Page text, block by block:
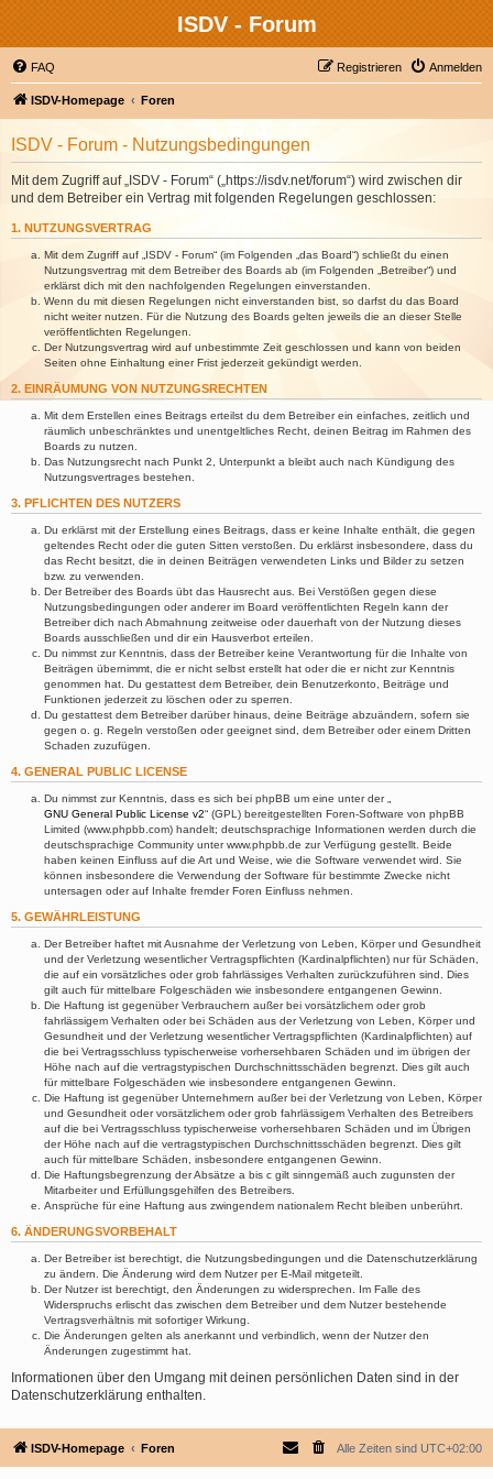
ISDV - Forum
FAQ Anmelden
Registrieren
ISDV-Homepage Foren
ISDV - Forum - Nutzungsbedingungen
Mit dem Zugriff auf „ISDV - Forum“ („https://isdv.net/forum“) wird zwischen dir
und dem Betreiber ein Vertrag mit folgenden Regelungen geschlossen:
1. NUTZUNGSVERTRAG
Mit dem Zugriff auf „ISDV - Forum“ (im Folgenden „das Board“) schließt du einen
Nutzungsvertrag mit dem Betreiber des Boards ab (im Folgenden „Betreiber“) und
erklärst dich mit den nachfolgenden Regelungen einverstanden.
Wenn du mit diesen Regelungen nicht einverstanden bist, so darfst du das Board
nicht weiter nutzen. Für die Nutzung des Boards gelten jeweils die an dieser Stelle
veröffentlichten Regelungen.
Der Nutzungsvertrag wird auf unbestimmte Zeit geschlossen und kann von beiden
Seiten ohne Einhaltung einer Frist jederzeit gekündigt werden.
2. EINRÄUMUNG VON NUTZUNGSRECHTEN
Mit dem Erstellen eines Beitrags erteilst du dem Betreiber ein einfaches, zeitlich und
räumlich unbeschränktes und unentgeltliches Recht, deinen Beitrag im Rahmen des
Boards zu nutzen.
Das Nutzungsrecht nach Punkt 2, Unterpunkt a bleibt auch nach Kündigung des
Nutzungsvertrages bestehen.
3. PFLICHTEN DES NUTZERS
Du erklärst mit der Erstellung eines Beitrags, dass er keine Inhalte enthält, die gegen
geltendes Recht oder die guten Sitten verstoßen. Du erklärst insbesondere, dass du
das Recht besitzt, die in deinen Beiträgen verwendeten Links und Bilder zu setzen
bzw. zu verwenden.
Der Betreiber des Boards übt das Hausrecht aus. Bei Verstößen gegen diese
Nutzungsbedingungen oder anderer im Board veröffentlichten Regeln kann der
Betreiber dich nach Abmahnung zeitweise oder dauerhaft von der Nutzung dieses
Boards ausschließen und dir ein Hausverbot erteilen.
Du nimmst zur Kenntnis, dass der Betreiber keine Verantwortung für die Inhalte von
Beiträgen übernimmt, die er nicht selbst erstellt hat oder die er nicht zur Kenntnis
genommen hat. Du gestattest dem Betreiber, dein Benutzerkonto, Beiträge und
Funktionen jederzeit zu löschen oder zu sperren.
Du gestattest dem Betreiber darüber hinaus, deine Beiträge abzuändern, sofern sie
gegen o. g. Regeln verstoßen oder geeignet sind, dem Betreiber oder einem Dritten
Schaden zuzufügen.
4. GENERAL PUBLIC LICENSE
Du nimmst zur Kenntnis, dass es sich bei phpBB um eine unter der „
GNU General Public License v2“ (GPL) bereitgestellten Foren-Software von phpBB
Limited (www.phpbb.com) handelt; deutschsprachige Informationen werden durch die
deutschsprachige Community unter www.phpbb.de zur Verfügung gestellt. Beide
haben keinen Einfluss auf die Art und Weise, wie die Software verwendet wird. Sie
können insbesondere die Verwendung der Software für bestimmte Zwecke nicht
untersagen oder auf Inhalte fremder Foren Einfluss nehmen.
5. GEWÄHRLEISTUNG
Der Betreiber haftet mit Ausnahme der Verletzung von Leben, Körper und Gesundheit
und der Verletzung wesentlicher Vertragspflichten (Kardinalpflichten) nur für Schäden,
die auf ein vorsätzliches oder grob fahrlässiges Verhalten zurückzuführen sind. Dies
gilt auch für mittelbare Folgeschäden wie insbesondere entgangenen Gewinn.
Die Haftung ist gegenüber Verbrauchern außer bei vorsätzlichem oder grob
fahrlässigem Verhalten oder bei Schäden aus der Verletzung von Leben, Körper und
Gesundheit und der Verletzung wesentlicher Vertragspflichten (Kardinalpflichten) auf
die bei Vertragsschluss typischerweise vorhersehbaren Schäden und im übrigen der
Höhe nach auf die vertragstypischen Durchschnittsschäden begrenzt. Dies gilt auch
für mittelbare Folgeschäden wie insbesondere entgangenen Gewinn.
Die Haftung ist gegenüber Unternehmern außer bei der Verletzung von Leben, Körper
und Gesundheit oder vorsätzlichem oder grob fahrlässigem Verhalten des Betreibers
auf die bei Vertragsschluss typischerweise vorhersehbaren Schäden und im Übrigen
der Höhe nach auf die vertragstypischen Durchschnittsschäden begrenzt. Dies gilt
auch für mittelbare Schäden, insbesondere entgangenen Gewinn.
Die Haftungsbegrenzung der Absätze a bis c gilt sinngemäß auch zugunsten der
Mitarbeiter und Erfüllungsgehilfen des Betreibers.
Ansprüche für eine Haftung aus zwingendem nationalem Recht bleiben unberührt.
6. ÄNDERUNGSVORBEHALT
Der Betreiber ist berechtigt, die Nutzungsbedingungen und die Datenschutzerklärung
zu ändern. Die Änderung wird dem Nutzer per E-Mail mitgeteilt.
Der Nutzer ist berechtigt, den Änderungen zu widersprechen. Im Falle des
Widerspruchs erlischt das zwischen dem Betreiber und dem Nutzer bestehende
Vertragsverhältnis mit sofortiger Wirkung.
Die Änderungen gelten als anerkannt und verbindlich, wenn der Nutzer den
Änderungen zugestimmt hat.
Informationen über den Umgang mit deinen persönlichen Daten sind in der
Datenschutzerklärung enthalten.
ISDV-Homepage Foren Alle Zeiten sind UTC+02:00